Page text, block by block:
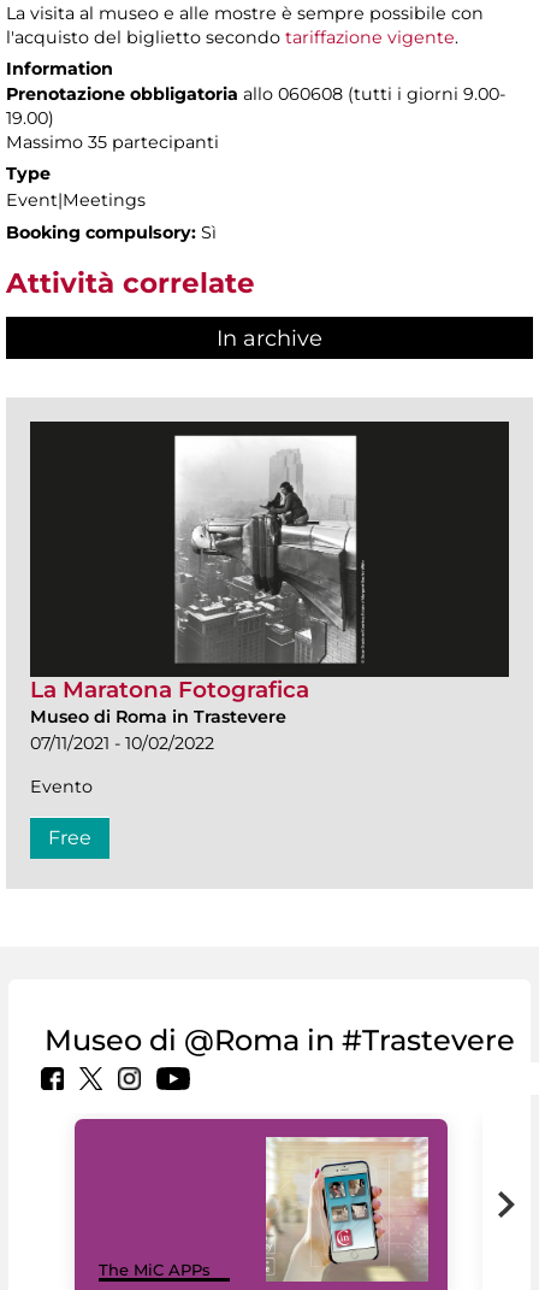
La visita al museo e alle mostre è sempre possibile con
l'acquisto del biglietto secondo tariffazione vigente.
Information
Prenotazione obbligatoria allo 060608 (tutti i giorni 9.00-
19.00)
Massimo 35 partecipanti
Type
Event|Meetings
Booking compulsory: Sì
Attività correlate
In archive
La Maratona Fotografica
Museo di Roma in Trastevere
07/11/2021 - 10/02/2022
Evento
Free
Museo di @Roma in #Trastevere
The MiC APPs